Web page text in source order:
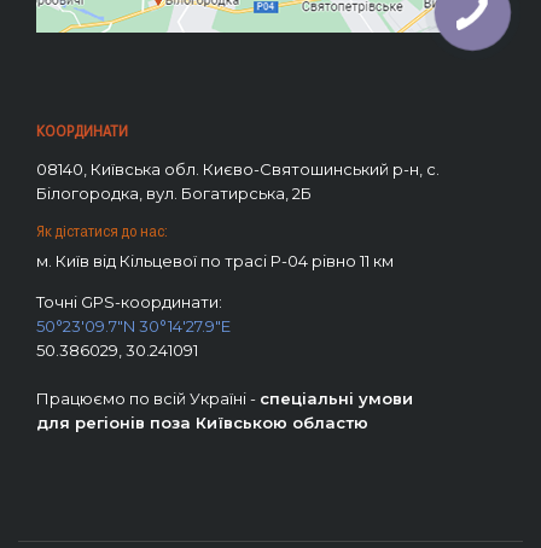
КООРДИНАТИ
08140, Київська обл. Києво-Святошинський р-н, с.
Білогородка, вул. Богатирська, 2Б
Як дістатися до нас:
м. Київ від Кільцевої по трасі Р-04 рівно 11 км
Точні GPS-координати:
50°23'09.7"N 30°14'27.9"E
50.386029, 30.241091
Працюємо по всій Україні - спеціальні умови
для регіонів поза Київською областю